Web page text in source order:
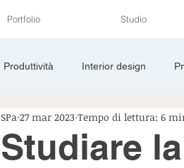
Portfolio Studio
Produttività Interior design
Landscape Materiali
Studiare
SPa 27 mar 2023 Tempo di lettura: 6